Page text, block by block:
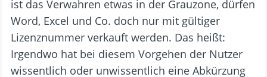
ist das Verwahren etwas in der Grauzone, dürfen
Word, Excel und Co. doch nur mit gültiger
Lizenznummer verkauft werden. Das heißt:
Irgendwo hat bei diesem Vorgehen der Nutzer
wissentlich oder unwissentlich eine Abkürzung